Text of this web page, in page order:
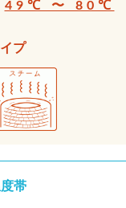
49℃ 〜 80℃
プ
帯